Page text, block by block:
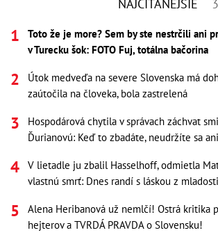
NAJČÍTANEJŠIE
Toto že je more? Sem by ste nestrčili ani
v Turecku šok: FOTO Fuj, totálna bačorina
Útok medveďa na severe Slovenska má
zaútočila na človeka, bola zastrelená
Hospodárová chytila v správach záchvat
Ďurianovú: Keď to zbadáte, neudržíte sa
V lietadle ju zbalil Hasselhoff, odmietla
vlastnú smrť: Dnes randí s láskou z
Alena Heribanová už nemlčí! Ostrá kritika
hejterov a TVRDÁ PRAVDA o Slovensku!